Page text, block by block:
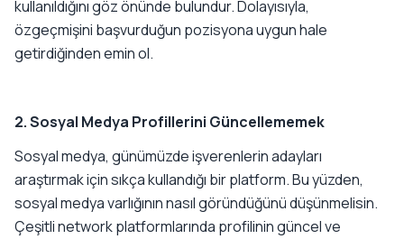
kullanıldığını göz önünde bulundur. Dolayısıyla,
özgeçmişini başvurduğun pozisyona uygun hale
getirdiğinden emin ol.
2. Sosyal Medya Profillerini Güncellememek
Sosyal medya, günümüzde işverenlerin adayları
araştırmak için sıkça kullandığı bir platform. Bu yüzden,
sosyal medya varlığının nasıl göründüğünü düşünmelisin.
Çeşitli network platformlarında profilinin güncel ve